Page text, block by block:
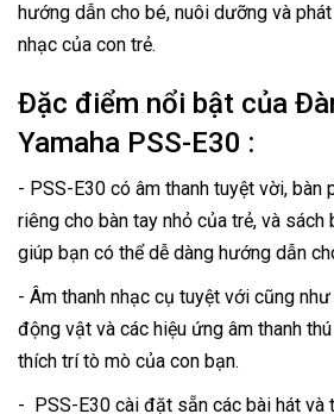
hướng dẫn cho bé, nuôi dưỡng và
nhạc của con trẻ.
Đặc điểm nổi bật của
Yamaha PSS-E30 :
- PSS-E30 có âm thanh tuyệt vời, bàn
riêng cho bàn tay nhỏ của trẻ, và
giúp bạn có thể dễ dàng hướng dẫn
- Âm thanh nhạc cụ tuyệt với cũng
động vật và các hiệu ứng âm thanh
thích trí tò mò của con bạn.
- PSS-E30 cài đặt sẵn các bài hát và